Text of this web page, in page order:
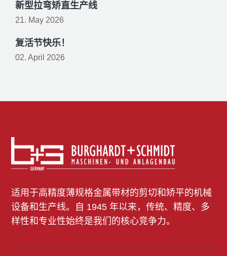
新型拉弯矫直生产线
21. May 2026
复活节快乐！
02. April 2026
适用于高精度薄规格金属带材的剪切和矫平的机械
设备和生产线。自 1945 年以来，传统、精度、多
样性和专业性始终是我们的核心竞争力。